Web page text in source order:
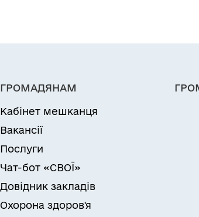
ГРОМАДЯНАМ
Кабінет мешканця
Вакансії
Послуги
Чат-бот «СВОЇ»
Довідник закладів
Охорона здоров'я